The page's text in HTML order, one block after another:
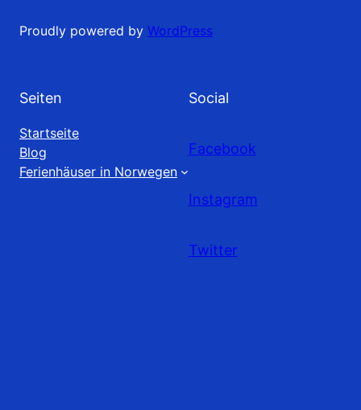
Proudly powered by WordPress
Seiten
Startseite
Blog
Ferienhäuser in Norwegen
Social
Facebook
Instagram
Twitter